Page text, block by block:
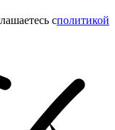
cполитикой